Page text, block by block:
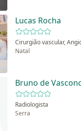
Lucas Rocha
Natal
Bruno de
Radiologista
Serra